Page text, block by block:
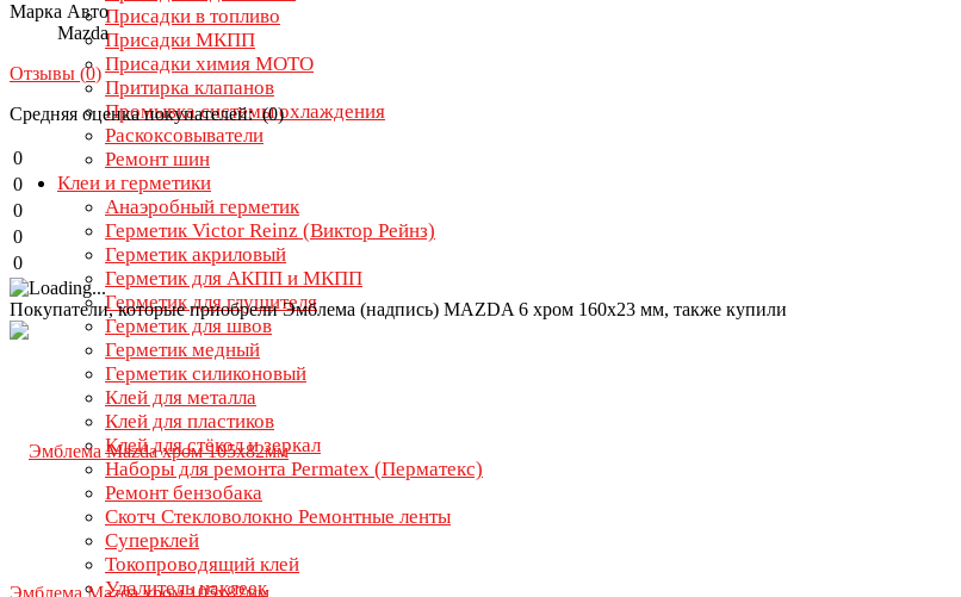
Присадки в топливо
Присадки МКПП
Присадки химия МОТО
Притирка клапанов
Промывка системы охлаждения
Раскоксовыватели
Ремонт шин
Клеи и герметики
Анаэробный герметик
Герметик Victor Reinz (Виктор Рейнз)
Герметик акриловый
Герметик для АКПП и МКПП
Герметик для глушителя
Герметик для швов
Герметик медный
Герметик силиконовый
Клей для металла
Клей для пластиков
Клей для стёкол и зеркал
Наборы для ремонта Permatex (Перматекс)
Ремонт бензобака
Скотч Стекловолокно Ремонтные ленты
Суперклей
Токопроводящий клей
Удалитель наклеек
Марка Авто
Mazda
Отзывы (0)
Средняя оценка покупателей: (0)
0
0
0
0
0
Покупатели, которые приобрели Эмблема (надпись) MAZDA 6 хром 160х23 мм, также купили
Эмблема Mazda хром 105х82мм